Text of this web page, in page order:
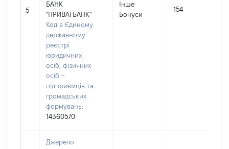
5
БАНК
"ПРИВАТБАНК"
Код в Єдиному
державному
реєстрі
юридичних
осіб, фізичних
осіб –
підприємців та
громадських
формувань:
14360570
Інше
Бонуси
154
Джерело